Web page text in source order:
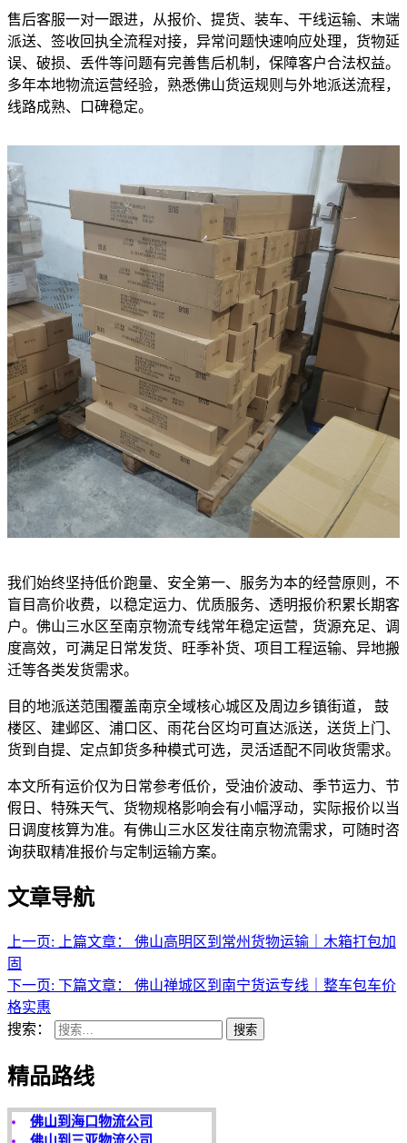
售后客服一对一跟进，从报价、提货、装车、干线运输、末端
派送、签收回执全流程对接，异常问题快速响应处理，货物延
误、破损、丢件等问题有完善售后机制，保障客户合法权益。
多年本地物流运营经验，熟悉佛山货运规则与外地派送流程，
线路成熟、口碑稳定。
我们始终坚持低价跑量、安全第一、服务为本的经营原则，不
盲目高价收费，以稳定运力、优质服务、透明报价积累长期客
户。佛山三水区至南京物流专线常年稳定运营，货源充足、调
度高效，可满足日常发货、旺季补货、项目工程运输、异地搬
迁等各类发货需求。
目的地派送范围覆盖南京全域核心城区及周边乡镇街道， 鼓
楼区、建邺区、浦口区、雨花台区均可直达派送，送货上门、
货到自提、定点卸货多种模式可选，灵活适配不同收货需求。
本文所有运价仅为日常参考低价，受油价波动、季节运力、节
假日、特殊天气、货物规格影响会有小幅浮动，实际报价以当
日调度核算为准。有佛山三水区发往南京物流需求，可随时咨
询获取精准报价与定制运输方案。
文章导航
上一页: 上篇文章：
佛山高明区到常州货物运输｜木箱打包加
固
下一页: 下篇文章：
佛山禅城区到南宁货运专线｜整车包车价
格实惠
搜索：
搜索
精品路线
天开地辟宏基，
东成西就泰运！
途鸽快运精品路线：
佛山到三亚物流公司
佛山到海南物流公司